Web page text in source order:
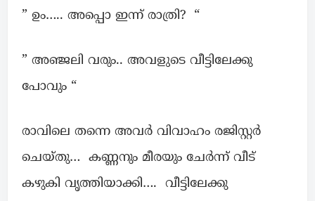
” ഉം….. അപ്പൊ ഇന്ന് രാത്രി? “
” അഞ്ജലി വരും.. അവളുടെ വീട്ടിലേക്കു
പോവും “
രാവിലെ തന്നെ അവർ വിവാഹം രജിസ്റ്റർ
ചെയ്തു… കണ്ണനും മീരയും ചേർന്ന് വീട്
കഴുകി വൃത്തിയാക്കി…. വീട്ടിലേക്കു